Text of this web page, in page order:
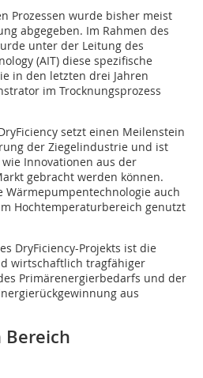
Prozessen wurde bisher meist
abgegeben. Im Rahmen des
unter der Leitung des
(AIT) diese spezifische
in den letzten drei Jahren
im Trocknungsprozess
setzt einen Meilenstein
der Ziegelindustrie und ist
Innovationen aus der
gebracht werden können.
Wärmepumpentechnologie auch
Hochtemperaturbereich genutzt
DryFiciency-Projekts ist die
wirtschaftlich tragfähiger
Primärenergierbedarfs und der
aus